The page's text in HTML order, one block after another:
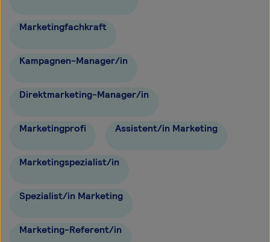
Marketingfachkraft
Kampagnen-Manager/in
Direktmarketing-Manager/in
Marketingprofi Assistent/in Marketing
Marketingspezialist/in
Spezialist/in Marketing
Marketing-Referent/in